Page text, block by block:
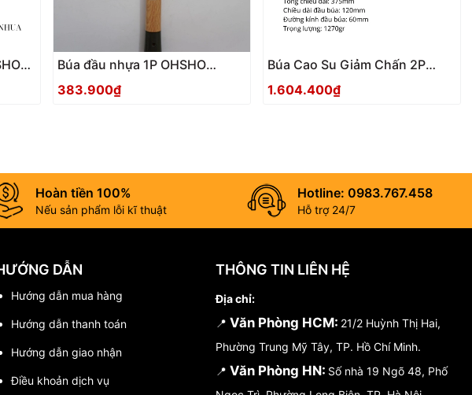
Búa đầu nhựa 1P OHSHO
033119
383.900₫
Búa Cao Su Giảm Chấn 2P
OHSHO 009534 Nhật Bản
1.604.400₫
Hoàn tiền 100%
Nếu sản phẩm lỗi kĩ thuật
Hotline: 0983.767.458
Hỗ trợ 24/7
DẪN
Hướng dẫn mua hàng
Hướng dẫn thanh toán
Hướng dẫn giao nhận
Điều khoản dịch vụ
THÔNG TIN LIÊN HỆ
Địa chỉ:
📍 Văn Phòng HCM: 21/2 Huỳnh Thị Hai,
Phường Trung Mỹ Tây, TP. Hồ Chí Minh.
📍 Văn Phòng HN: Số nhà 19 Ngõ 48, Phố